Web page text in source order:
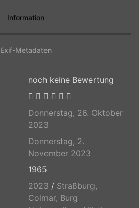
Information
Exif-Metadaten
noch keine Bewertung
Donnerstag, 26. Oktober
2023
Donnerstag, 2.
November 2023
1965
2023 / Straßburg,
Colmar, Burg